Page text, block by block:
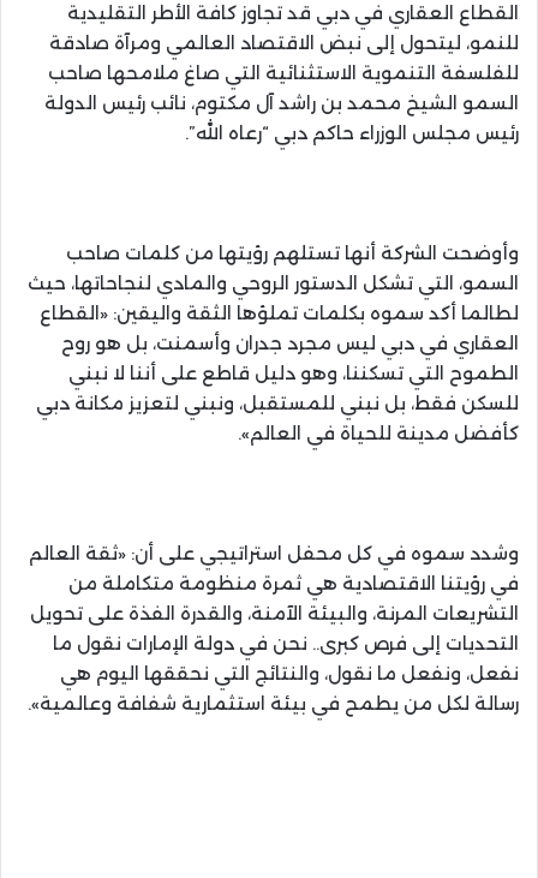
القطاع العقاري في دبي قد تجاوز كافة الأطر التقليدية
للنمو، ليتحول إلى نبض الاقتصاد العالمي ومرآة صادقة
للفلسفة التنموية الاستثنائية التي صاغ ملامحها صاحب
السمو الشيخ محمد بن راشد آل مكتوم، نائب رئيس الدولة
رئيس مجلس الوزراء حاكم دبي “رعاه الله”.
وأوضحت الشركة أنها تستلهم رؤيتها من كلمات صاحب
السمو، التي تشكل الدستور الروحي والمادي لنجاحاتها، حيث
لطالما أكد سموه بكلمات تملؤها الثقة واليقين: «القطاع
العقاري في دبي ليس مجرد جدران وأسمنت، بل هو روح
الطموح التي تسكننا، وهو دليل قاطع على أننا لا نبني
للسكن فقط، بل نبني للمستقبل، ونبني لتعزيز مكانة دبي
كأفضل مدينة للحياة في العالم».
وشدد سموه في كل محفل استراتيجي على أن: «ثقة العالم
في رؤيتنا الاقتصادية هي ثمرة منظومة متكاملة من
التشريعات المرنة، والبيئة الآمنة، والقدرة الفذة على تحويل
التحديات إلى فرص كبرى.. نحن في دولة الإمارات نقول ما
نفعل، ونفعل ما نقول، والنتائج التي نحققها اليوم هي
رسالة لكل من يطمح في بيئة استثمارية شفافة وعالمية».